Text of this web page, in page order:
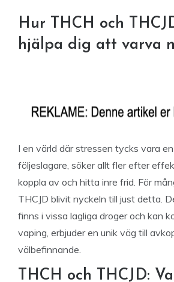
Hur THCH och
hjälpa dig att varva
I en värld där stressen tycks vara
följeslagare, söker allt fler efter
koppla av och hitta inre frid. För
THCJD blivit nyckeln till just detta.
finns i vissa lagliga droger och kan
vaping, erbjuder en unik väg till
välbefinnande.
THCH och THCJD: